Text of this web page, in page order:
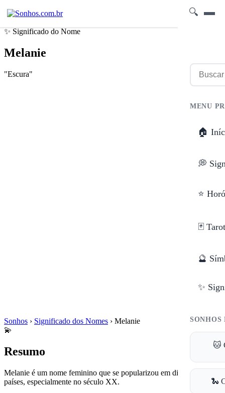
🔍
MENU
🏠
💭
⭐
🃏
🔮
✨
SONHOS
🐱
🐍
✨ Significado do Nome
Melanie
"Escura"
Sonhos › Significado dos Nomes › Melanie
💫
Resumo
Melanie é um nome feminino que se popularizou em diversos
países, especialmente no século XX.